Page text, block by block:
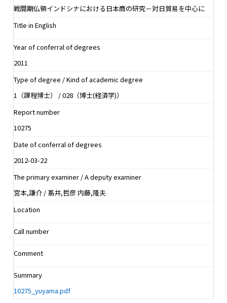
戦間期仏領インドシナにおける日本商の研究－対日貿易を中心に
Title in English
Year of conferral of degrees
2011
Type of degree / Kind of academic degree
1（課程博士） / 028（博士(経済学)）
Report number
10275
Date of conferral of degrees
2012-03-22
The primary examiner / A deputy examiner
宮本,謙介 / 髙井,哲彦 内藤,隆夫
Location
Call number
Comment
Summary
10275_yuyama.pdf